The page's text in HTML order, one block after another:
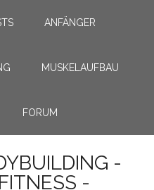
ANFÄNGER
MUSKELAUFBAU
FORUM
-
FITNESS -